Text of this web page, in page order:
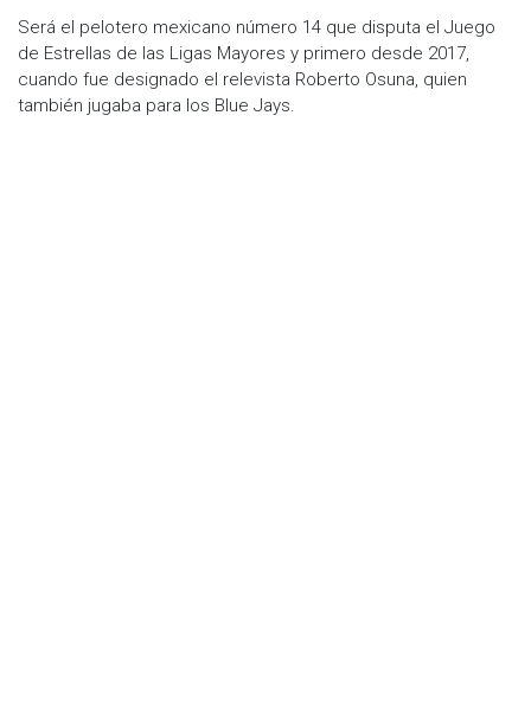
Será el pelotero mexicano número 14 que disputa el Juego
de Estrellas de las Ligas Mayores y primero desde 2017,
cuando fue designado el relevista Roberto Osuna, quien
también jugaba para los Blue Jays.